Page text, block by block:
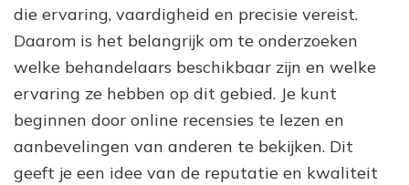
die ervaring, vaardigheid en precisie vereist.
Daarom is het belangrijk om te onderzoeken
welke behandelaars beschikbaar zijn en welke
ervaring ze hebben op dit gebied. Je kunt
beginnen door online recensies te lezen en
aanbevelingen van anderen te bekijken. Dit
geeft je een idee van de reputatie en kwaliteit